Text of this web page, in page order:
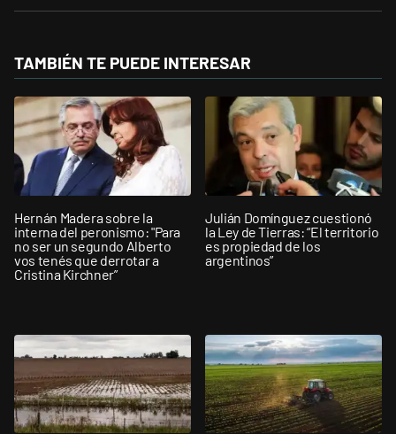
TAMBIÉN TE PUEDE INTERESAR
Hernán Madera sobre la
interna del peronismo: "Para
no ser un segundo Alberto
vos tenés que derrotar a
Cristina Kirchner”
Julián Domínguez cuestionó
la Ley de Tierras: “El territorio
es propiedad de los
argentinos”